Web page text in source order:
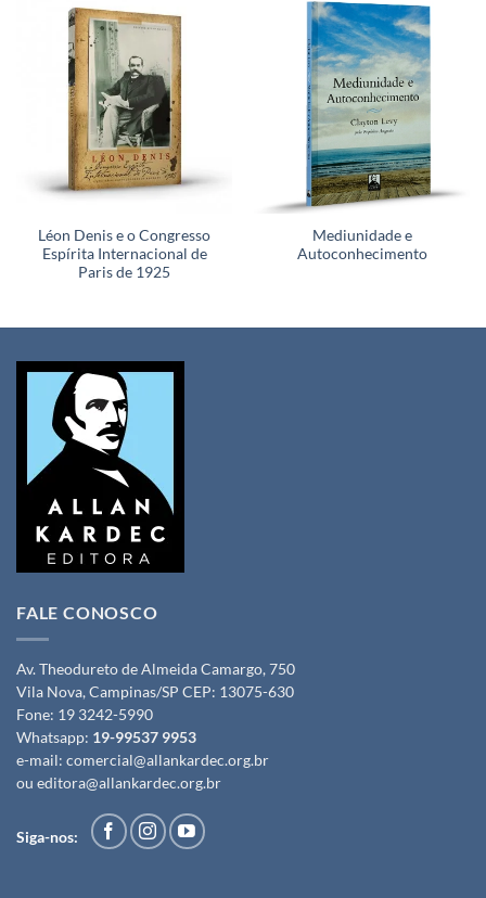
Léon Denis e o Congresso
Espírita Internacional de
Paris de 1925
Mediunidade e
Autoconhecimento
FALE CONOSCO
Av. Theodureto de Almeida Camargo, 750
Vila Nova, Campinas/SP CEP: 13075-630
Fone: 19 3242-5990
Whatsapp: 19-99537 9953
e-mail: comercial@allankardec.org.br
ou editora@allankardec.org.br
Siga-nos: